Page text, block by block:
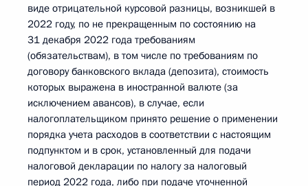
виде отрицательной курсовой разницы, возникшей в
2022 году, по не прекращенным по состоянию на
31 декабря 2022 года требованиям
(обязательствам), в том числе по требованиям по
договору банковского вклада (депозита), стоимость
которых выражена в иностранной валюте (за
исключением авансов), в случае, если
налогоплательщиком принято решение о применении
порядка учета расходов в соответствии с настоящим
подпунктом и в срок, установленный для подачи
налоговой декларации по налогу за налоговый
период 2022 года, либо при подаче уточненной